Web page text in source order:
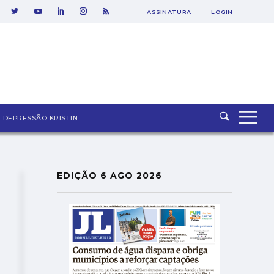
SAIR
ASSINATURA LOGIN
DEPRESSÃO KRISTIN
EDIÇÃO 6 AGO 2026